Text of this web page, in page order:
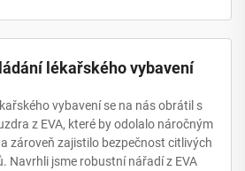
lékařského vybavení
vybavení se na nás obrátil s
z EVA, které by odolalo náročným
zároveň zajistilo bezpečnost citlivých
Navrhli jsme robustní nářadí z EVA